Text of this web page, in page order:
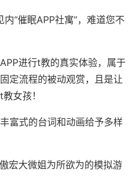
“催眠APP社寓”，难道您不
进行t教的真实体验，属于
定流程的被动观赏，且是让
女孩！
富式的台词和动画给予多样
宏大微姐为所欲为的模拟游